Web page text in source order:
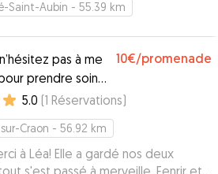
Saint-Aubin - 55.39 km
pas à me
prendre soins
🐾
10€/promenade
5.0 (1 Réservations)
Craon - 56.92 km
à Léa! Elle a gardé nos deux
s'est passé à merveille, Fenrir et